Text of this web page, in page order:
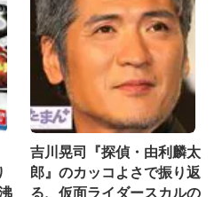
吉川晃司『探偵・由利麟太
郎』のカッコよさで振り返
る、仮面ライダースカルの